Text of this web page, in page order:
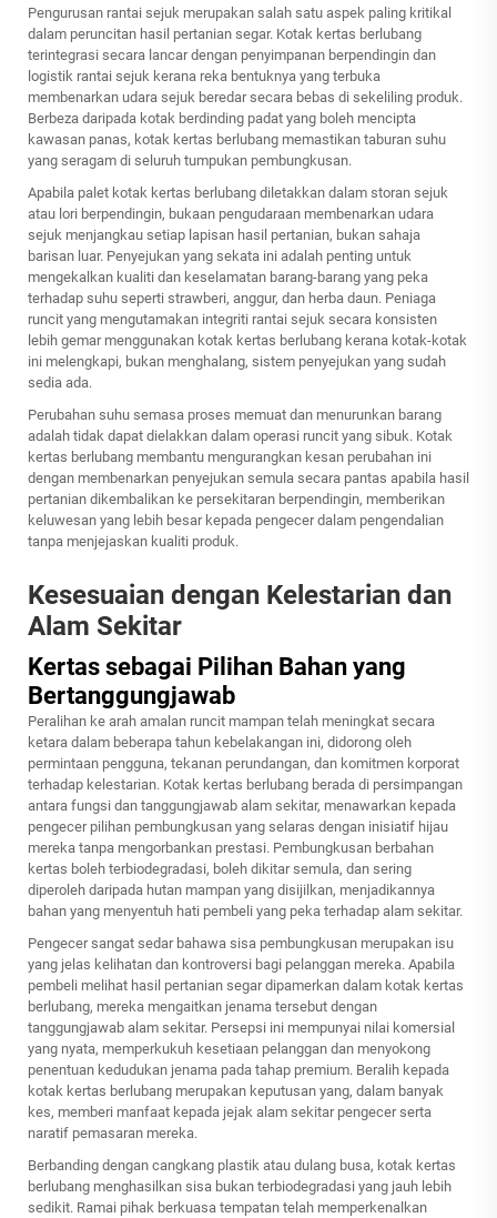
Pengurusan rantai sejuk merupakan salah satu aspek paling kritikal
dalam peruncitan hasil pertanian segar. Kotak kertas berlubang
terintegrasi secara lancar dengan penyimpanan berpendingin dan
logistik rantai sejuk kerana reka bentuknya yang terbuka
membenarkan udara sejuk beredar secara bebas di sekeliling produk.
Berbeza daripada kotak berdinding padat yang boleh mencipta
kawasan panas, kotak kertas berlubang memastikan taburan suhu
yang seragam di seluruh tumpukan pembungkusan.
Apabila palet kotak kertas berlubang diletakkan dalam storan sejuk
atau lori berpendingin, bukaan pengudaraan membenarkan udara
sejuk menjangkau setiap lapisan hasil pertanian, bukan sahaja
barisan luar. Penyejukan yang sekata ini adalah penting untuk
mengekalkan kualiti dan keselamatan barang-barang yang peka
terhadap suhu seperti strawberi, anggur, dan herba daun. Peniaga
runcit yang mengutamakan integriti rantai sejuk secara konsisten
lebih gemar menggunakan kotak kertas berlubang kerana kotak-kotak
ini melengkapi, bukan menghalang, sistem penyejukan yang sudah
sedia ada.
Perubahan suhu semasa proses memuat dan menurunkan barang
adalah tidak dapat dielakkan dalam operasi runcit yang sibuk. Kotak
kertas berlubang membantu mengurangkan kesan perubahan ini
dengan membenarkan penyejukan semula secara pantas apabila hasil
pertanian dikembalikan ke persekitaran berpendingin, memberikan
keluwesan yang lebih besar kepada pengecer dalam pengendalian
tanpa menjejaskan kualiti produk.
Kesesuaian dengan Kelestarian dan
Alam Sekitar
Kertas sebagai Pilihan Bahan yang
Bertanggungjawab
Peralihan ke arah amalan runcit mampan telah meningkat secara
ketara dalam beberapa tahun kebelakangan ini, didorong oleh
permintaan pengguna, tekanan perundangan, dan komitmen korporat
terhadap kelestarian. Kotak kertas berlubang berada di persimpangan
antara fungsi dan tanggungjawab alam sekitar, menawarkan kepada
pengecer pilihan pembungkusan yang selaras dengan inisiatif hijau
mereka tanpa mengorbankan prestasi. Pembungkusan berbahan
kertas boleh terbiodegradasi, boleh dikitar semula, dan sering
diperoleh daripada hutan mampan yang disijilkan, menjadikannya
bahan yang menyentuh hati pembeli yang peka terhadap alam sekitar.
Pengecer sangat sedar bahawa sisa pembungkusan merupakan isu
yang jelas kelihatan dan kontroversi bagi pelanggan mereka. Apabila
pembeli melihat hasil pertanian segar dipamerkan dalam kotak kertas
berlubang, mereka mengaitkan jenama tersebut dengan
tanggungjawab alam sekitar. Persepsi ini mempunyai nilai komersial
yang nyata, memperkukuh kesetiaan pelanggan dan menyokong
penentuan kedudukan jenama pada tahap premium. Beralih kepada
kotak kertas berlubang merupakan keputusan yang, dalam banyak
kes, memberi manfaat kepada jejak alam sekitar pengecer serta
naratif pemasaran mereka.
Berbanding dengan cangkang plastik atau dulang busa, kotak kertas
berlubang menghasilkan sisa bukan terbiodegradasi yang jauh lebih
sedikit. Ramai pihak berkuasa tempatan telah memperkenalkan